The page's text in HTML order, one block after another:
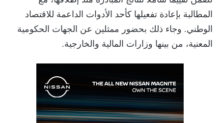
المطالبة بإعادة تفعيلها كأحد الأدوات الداعمة للاقتصاد
الوطني. وجاء ذلك بحضور ممثلين عن الجهات الحكومية
المعنية، من بينها وزارات المالية والخارجية.